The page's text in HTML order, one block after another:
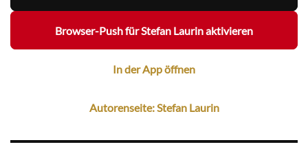
Browser-Push für Stefan Laurin aktivieren
In der App öffnen
Autorenseite: Stefan Laurin